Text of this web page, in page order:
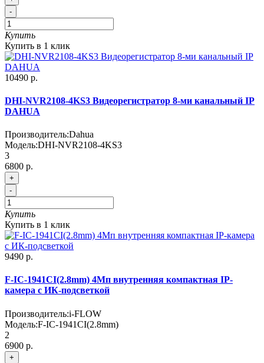
-
Купить
Купить в 1 клик
10490 р.
DHI-NVR2108-4KS3 Видеорегистратор 8-ми канальный IP
DAHUA
Производитель:Dahua
Модель:DHI-NVR2108-4KS3
3
6800 р.
+
-
Купить
Купить в 1 клик
9490 р.
F-IC-1941CI(2.8mm) 4Мп внутренняя компактная IP-
камера c ИК-подсветкой
Производитель:i-FLOW
Модель:F-IC-1941CI(2.8mm)
2
6900 р.
+